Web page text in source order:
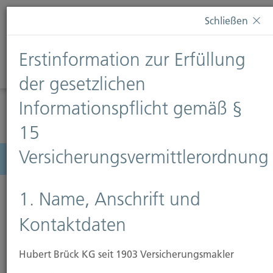
Diese Webseite verwendet Cookies. Wenn Sie weiterhin
Informationen finden Sie auf unserer SeiteDatenschutz
Diese Nachricht nicht erneut anzeigen
Menü
Schließen
Erstinformation zur Erfüllung
der gesetzlichen
Informationspflicht gemäß §
15
Versicherungsvermittlerordnung
1. Name, Anschrift und
Kontaktdaten
Hubert Brück KG seit 1903 Versicherungsmakler